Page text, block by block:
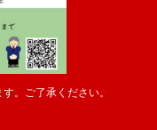
。ご了承ください。